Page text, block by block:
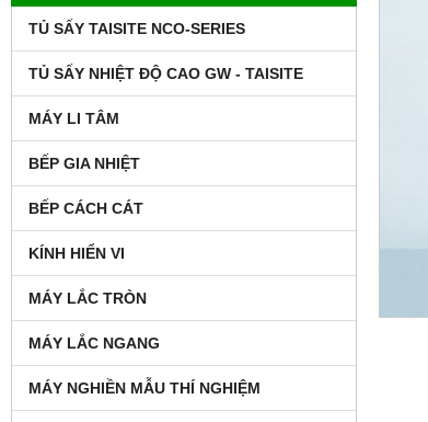
TỦ SẤY TAISITE NCO-SERIES
TỦ SẤY NHIỆT ĐỘ CAO GW - TAISITE
MÁY LI TÂM
BẾP GIA NHIỆT
BẾP CÁCH CÁT
KÍNH HIỂN VI
MÁY LẮC TRÒN
MÁY LẮC NGANG
MÁY NGHIỀN MẪU THÍ NGHIỆM